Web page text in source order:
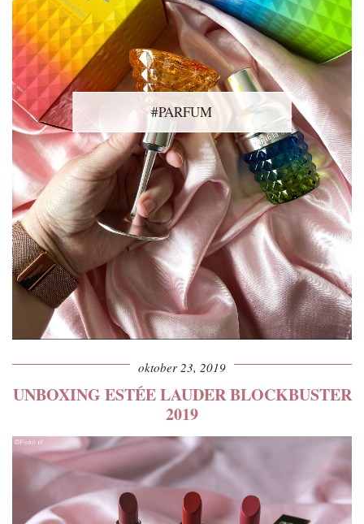
#PARFUM
oktober 23, 2019
UNBOXING ESTÉE LAUDER BLOCKBUSTER
2019